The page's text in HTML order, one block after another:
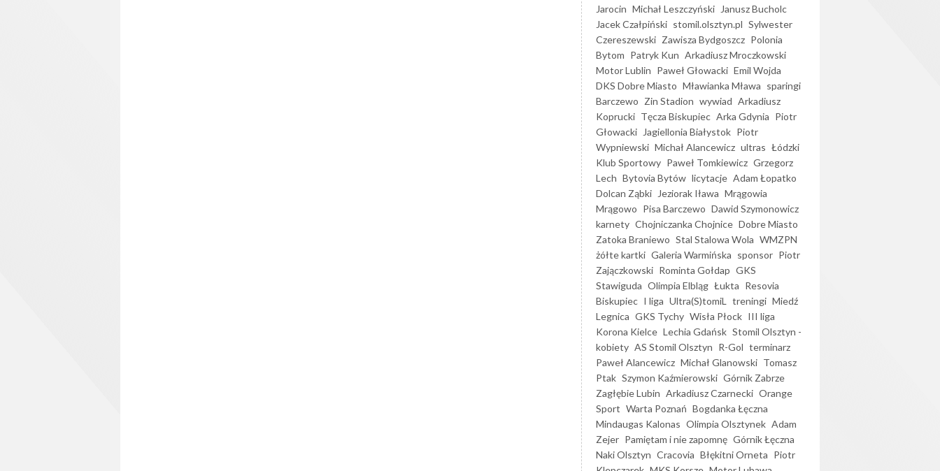
Jarocin Michał Leszczyński
Janusz Bucholc
Jacek Czałpiński stomil.olsztyn.pl Sylwester
Czereszewski Zawisza Bydgoszcz Polonia
Bytom Patryk Kun Arkadiusz Mroczkowski
Motor Lublin Paweł Głowacki Emil Wojda
DKS Dobre Miasto Mławianka Mława sparingi
Barczewo Zin Stadion wywiad Arkadiusz
Koprucki Tęcza Biskupiec Arka Gdynia Piotr
Głowacki
Jagiellonia Białystok Piotr
Wypniewski Michał Alancewicz ultras Łódzki
Klub Sportowy Paweł Tomkiewicz Grzegorz
Lech Bytovia Bytów licytacje Adam Łopatko
Dolcan Ząbki
Jeziorak Iława Mrągowia
Mrągowo Pisa Barczewo Dawid Szymonowicz
karnety Chojniczanka Chojnice Dobre Miasto
Zatoka Braniewo Stal Stalowa Wola WMZPN
żółte kartki Galeria Warmińska sponsor Piotr
Zajączkowski Rominta Gołdap GKS
Stawiguda Olimpia Elbląg Łukta Resovia
Biskupiec I liga Ultra(S)tomiL treningi Miedź
Legnica GKS Tychy Wisła Płock III liga
Korona Kielce Lechia Gdańsk Stomil Olsztyn -
kobiety AS Stomil Olsztyn R-Gol terminarz
Paweł Alancewicz Michał Glanowski Tomasz
Ptak Szymon Kaźmierowski Górnik Zabrze
Zagłębie Lubin Arkadiusz Czarnecki Orange
Sport Warta Poznań Bogdanka Łęczna
Mindaugas Kalonas Olimpia Olsztynek Adam
Zejer Pamiętam i nie zapomnę Górnik Łęczna
Naki Olsztyn Cracovia Błękitni Orneta Piotr